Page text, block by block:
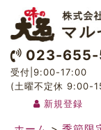
023-
受付|9:00-17:00
(土曜不定休 9:00-
新規登録